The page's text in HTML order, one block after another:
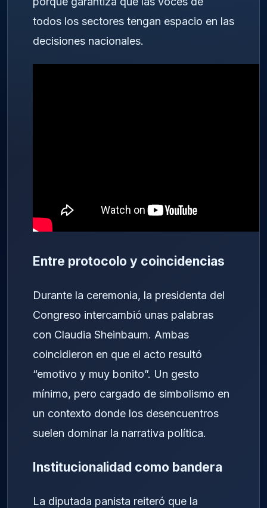
todos los sectores tengan espacio en las
decisiones nacionales.
Entre protocolo y coincidencias
Durante la ceremonia, la presidenta del
Congreso intercambió unas palabras
con Claudia Sheinbaum. Ambas
coincidieron en que el acto resultó
“emotivo y muy bonito”. Un gesto
mínimo, pero cargado de simbolismo en
un contexto donde los desencuentros
suelen dominar la narrativa política.
Institucionalidad como bandera
La diputada panista reiteró que la